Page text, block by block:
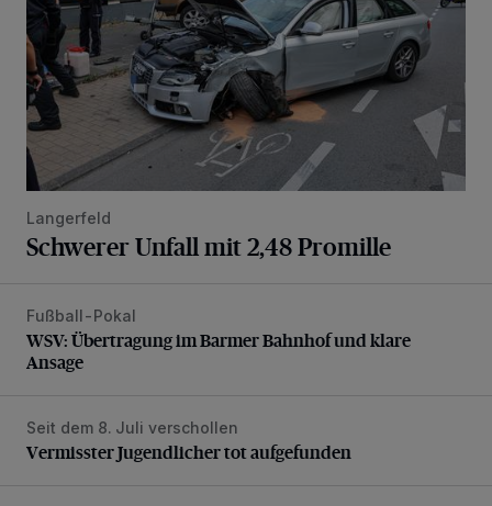
Langerfeld
Schwerer Unfall mit 2,48 Promille
WSV: Übertragung im Barmer Bahnhof und klare Ansage
Fußball-Pokal
WSV: Übertragung im Barmer Bahnhof und klare
Ansage
Vermisster Jugendlicher tot aufgefunden
Seit dem 8. Juli verschollen
Vermisster Jugendlicher tot aufgefunden